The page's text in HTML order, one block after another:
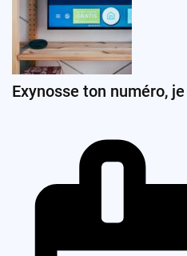
Exynosse ton numéro,